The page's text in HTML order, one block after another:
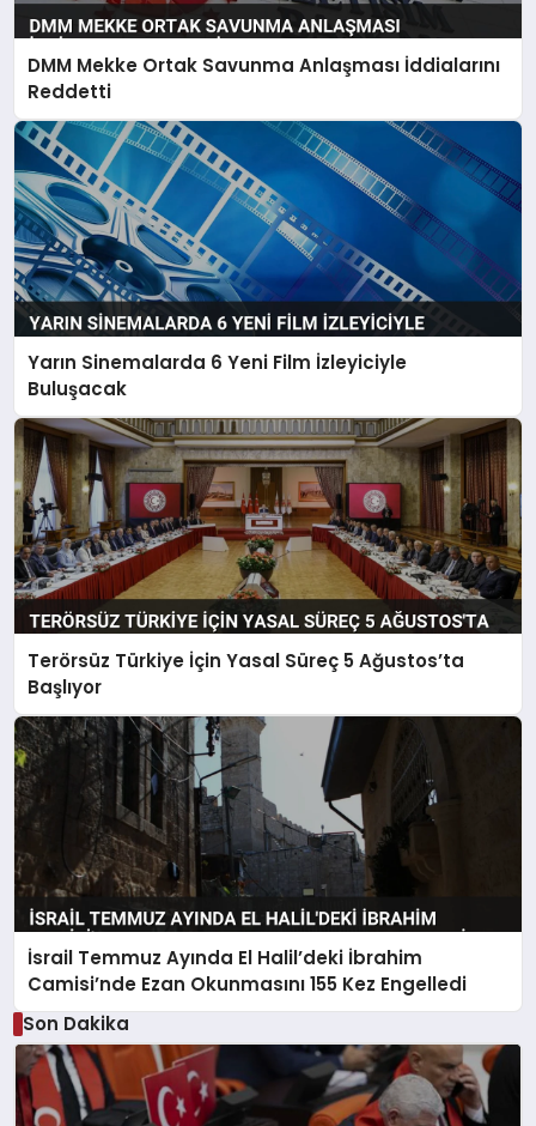
DMM Mekke Ortak Savunma Anlaşması İddialarını
Reddetti
Yarın Sinemalarda 6 Yeni Film İzleyiciyle
Buluşacak
Terörsüz Türkiye İçin Yasal Süreç 5 Ağustos’ta
Başlıyor
İsrail Temmuz Ayında El Halil’deki İbrahim
Camisi’nde Ezan Okunmasını 155 Kez Engelledi
Son Dakika